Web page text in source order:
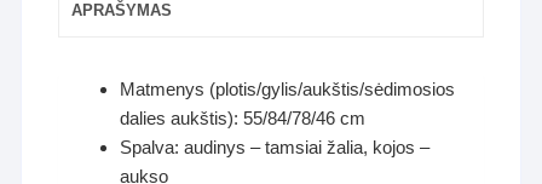
APRAŠYMAS
Matmenys (plotis/gylis/aukštis/sėdimosios
dalies aukštis): 55/84/78/46 cm
Spalva: audinys – tamsiai žalia, kojos –
aukso